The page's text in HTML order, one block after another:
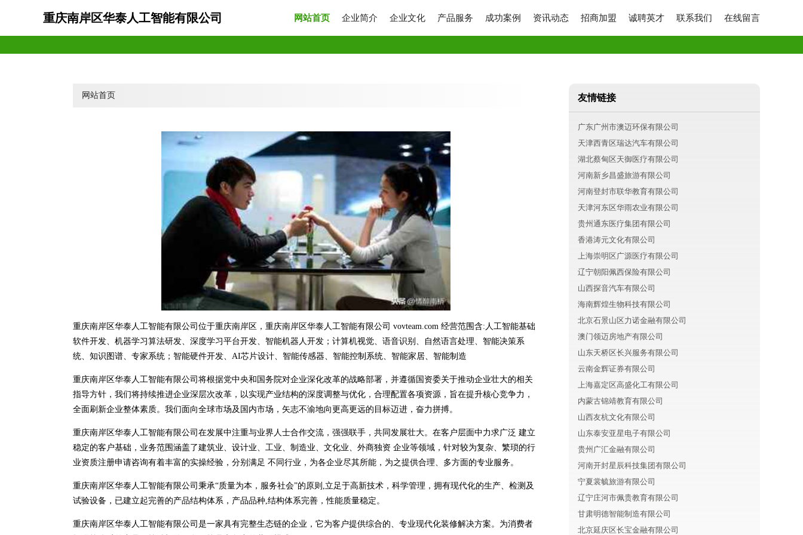
重庆南岸区华泰人工智能有限公司 网站首页 企业简介 企业文化 产品服务 成功案例 资讯动态 招商加盟 诚聘英才 联系我们 在线留言
网站首页
重庆南岸区华泰人工智能有限公司位于重庆南岸区，重庆南岸区华泰人工智能有限公司 vovteam.com 经营范围含:人工智能基础
软件开发、机器学习算法研发、深度学习平台开发、智能机器人开发；计算机视觉、语音识别、自然语言处理、智能决策系
统、知识图谱、专家系统；智能硬件开发、AI芯片设计、智能传感器、智能控制系统、智能家居、智能制造
重庆南岸区华泰人工智能有限公司将根据党中央和国务院对企业深化改革的战略部署，并遵循国资委关于推动企业壮大的相关
指导方针，我们将持续推进企业深层次改革，以实现产业结构的深度调整与优化，合理配置各项资源，旨在提升核心竞争力，
全面刷新企业整体素质。我们面向全球市场及国内市场，矢志不渝地向更高更远的目标迈进，奋力拼搏。
重庆南岸区华泰人工智能有限公司在发展中注重与业界人士合作交流，强强联手，共同发展壮大。在客户层面中力求广泛 建立
稳定的客户基础，业务范围涵盖了建筑业、设计业、工业、制造业、文化业、外商独资 企业等领域，针对较为复杂、繁琐的行
业资质注册申请咨询有着丰富的实操经验，分别满足 不同行业，为各企业尽其所能，为之提供合理、多方面的专业服务。
重庆南岸区华泰人工智能有限公司秉承“质量为本，服务社会”的原则,立足于高新技术，科学管理，拥有现代化的生产、检测及
试验设备，已建立起完善的产品结构体系，产品品种,结构体系完善，性能质量稳定。
重庆南岸区华泰人工智能有限公司是一家具有完整生态链的企业，它为客户提供综合的、专业现代化装修解决方案。为消费者
友情链接
广东广州市澳迈环保有限公司
天津西青区瑞达汽车有限公司
湖北蔡甸区天御医疗有限公司
河南新乡昌盛旅游有限公司
河南登封市联华教育有限公司
天津河东区华雨农业有限公司
贵州通东医疗集团有限公司
香港涛元文化有限公司
上海崇明区广源医疗有限公司
辽宁朝阳佩西保险有限公司
山西探音汽车有限公司
海南辉煌生物科技有限公司
北京石景山区力诺金融有限公司
澳门领迈房地产有限公司
山东天桥区长兴服务有限公司
云南金辉证券有限公司
上海嘉定区高盛化工有限公司
内蒙古锦靖教育有限公司
山西友杭文化有限公司
山东泰安亚星电子有限公司
贵州广汇金融有限公司
河南开封星辰科技集团有限公司
宁夏裳毓旅游有限公司
辽宁庄河市佩贵教育有限公司
甘肃明德智能制造有限公司
北京延庆区长宝金融有限公司